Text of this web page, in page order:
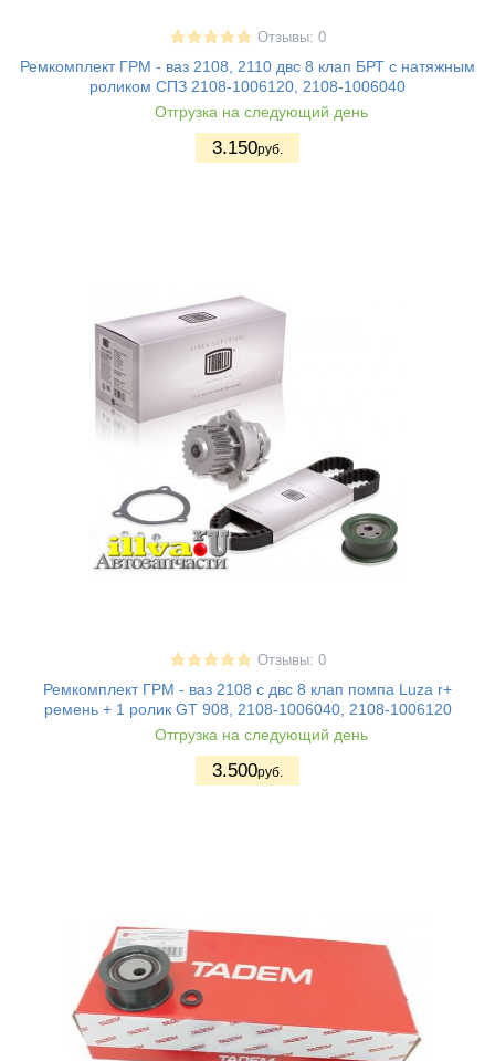
Отзывы: 0
Ремкомплект ГРМ - ваз 2108, 2110 двс 8 клап БРТ с натяжным
роликом СПЗ 2108-1006120, 2108-1006040
Отгрузка на следующий день
3.150руб.
Отзывы: 0
Ремкомплект ГРМ - ваз 2108 с двс 8 клап помпа Luza r+
ремень + 1 ролик GT 908, 2108-1006040, 2108-1006120
Отгрузка на следующий день
3.500руб.